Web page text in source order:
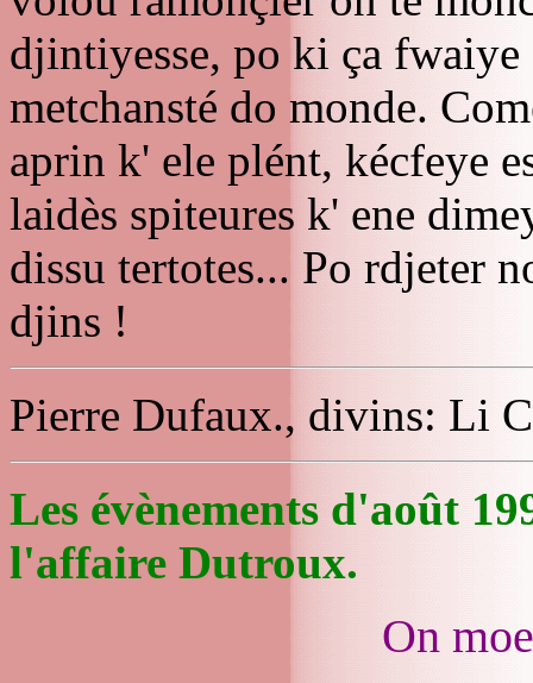
djintiyesse, po ki ça
metchansté do monde.
aprin k' ele plént, kécfeye
laidès spiteures k' ene
dissu tertotes... Po rdjeter
djins !
Pierre Dufaux., divins: Li
Les évènements d'août
l'affaire Dutroux.
On